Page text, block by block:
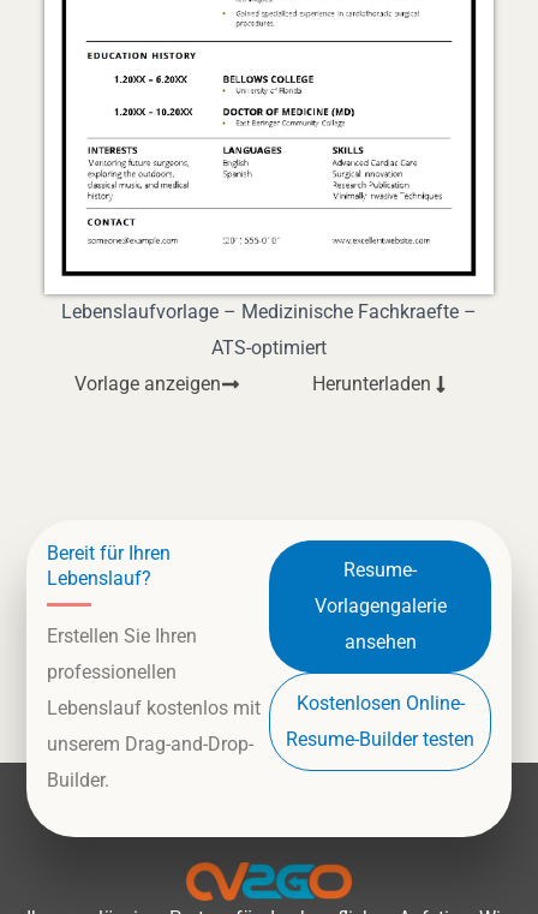
Lebenslaufvorlage – Medizinische Fachkraefte –
ATS-optimiert
Vorlage anzeigen
Herunterladen
Bereit für Ihren
Lebenslauf?
Erstellen Sie Ihren
professionellen
Lebenslauf kostenlos mit
unserem Drag-and-Drop-
Builder.
Resume-
Vorlagengalerie
ansehen
Kostenlosen Online-
Resume-Builder testen